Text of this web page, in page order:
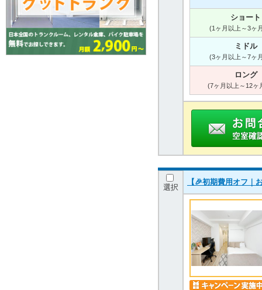
ショート
(1ヶ月以上～3ヶ
ミドル
(3ヶ月以上～7ヶ
ロング
(7ヶ月以上～12ヶ
選択
【🎉初期費用オフ